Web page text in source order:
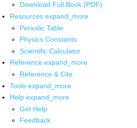
Download Full Book (PDF)
Resources expand_more
Periodic Table
Physics Constants
Scientific Calculator
Reference expand_more
Reference & Cite
Tools expand_more
Help expand_more
Get Help
Feedback